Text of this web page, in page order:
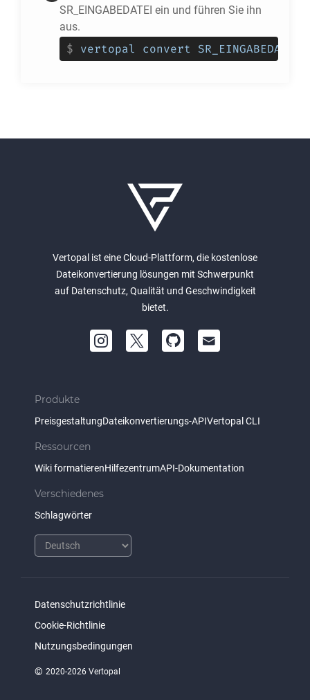
SR_EINGABEDATEI ein und führen Sie ihn
aus.
$ vertopal convert
Vertopal ist eine Cloud-Plattform, die kostenlose
Dateikonvertierung lösungen mit Schwerpunkt
auf Datenschutz, Qualität und Geschwindigkeit
bietet.
Produkte
PreisgestaltungDateikonvertierungs-APIVertopal CLI
Ressourcen
Wiki formatierenHilfezentrumAPI-Dokumentation
Verschiedenes
Schlagwörter
Datenschutzrichtlinie
Cookie-Richtlinie
Nutzungsbedingungen
© 2020-2026 Vertopal